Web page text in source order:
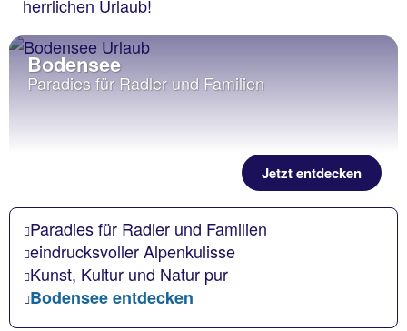
herrlichen Urlaub!
Bodensee
Paradies für Radler und Familien
Jetzt entdecken
Paradies für Radler und Familien
eindrucksvoller Alpenkulisse
Kunst, Kultur und Natur pur
Bodensee entdecken